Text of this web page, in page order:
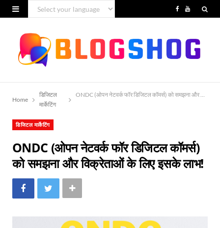
c
o
Y
u
b
Home
डिजिटल
मार्केटिंग
ONDC (ओपन नेटवर्क फॉर डिजिटल कॉमर्स) को समझना और
डिजिटल मार्केटिंग
ONDC (ओपन नेटवर्क फॉर डिजिटल कॉमर्स)
को समझना और विक्रेताओं के लिए इसके लाभ!